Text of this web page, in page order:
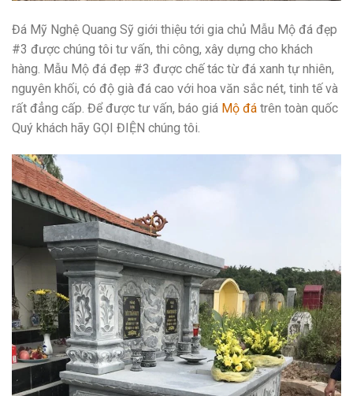
Đá Mỹ Nghệ Quang Sỹ giới thiệu tới gia chủ Mẫu Mộ đá đẹp
#3 được chúng tôi tư vấn, thi công, xây dựng cho khách
hàng. Mẫu Mộ đá đẹp #3 được chế tác từ đá xanh tự nhiên,
nguyên khối, có độ già đá cao với hoa văn sắc nét, tinh tế và
rất đẳng cấp. Để được tư vấn, báo giá Mộ đá trên toàn quốc
Quý khách hãy GỌI ĐIỆN chúng tôi.